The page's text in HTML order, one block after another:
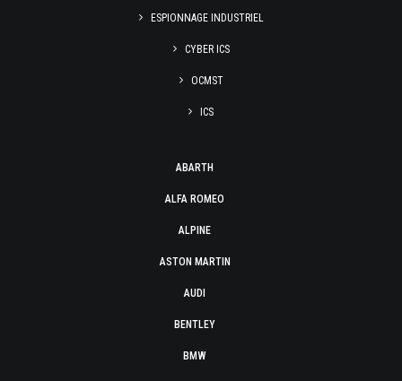
ESPIONNAGE INDUSTRIEL
CYBER ICS
OCMST
ICS
ABARTH
ALFA ROMEO
ALPINE
ASTON MARTIN
AUDI
BENTLEY
BMW